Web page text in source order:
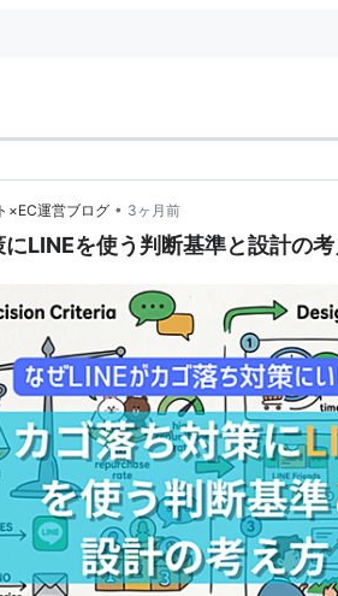
×EC運営ブログ • 3ヶ月前
にLINEを使う判断基準と設計の